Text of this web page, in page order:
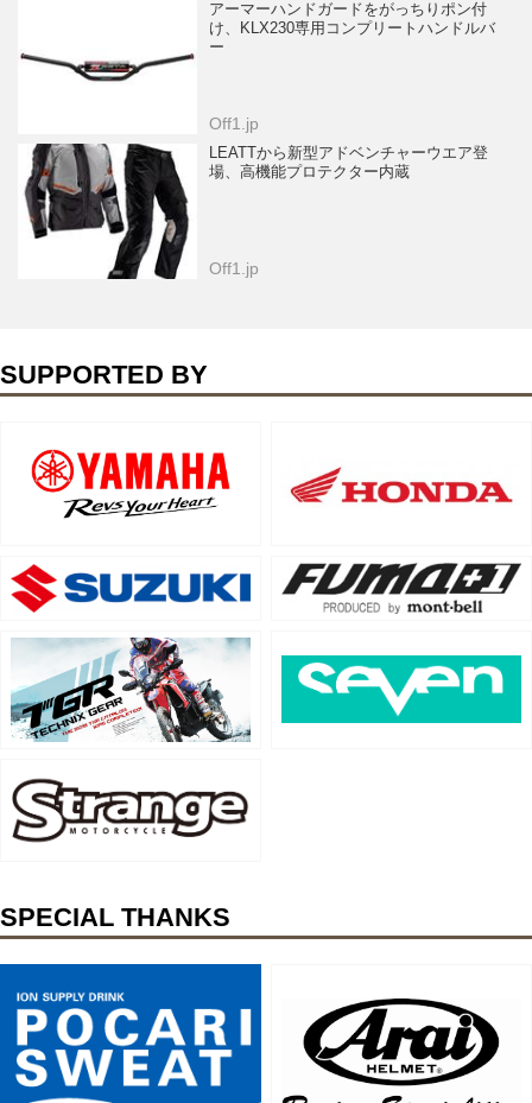
アーマーハンドガードをがっちりポン付
け、KLX230専用コンプリートハンドルバ
ー
Off1.jp
LEATTから新型アドベンチャーウエア登
場、高機能プロテクター内蔵
Off1.jp
SUPPORTED BY
SPECIAL THANKS